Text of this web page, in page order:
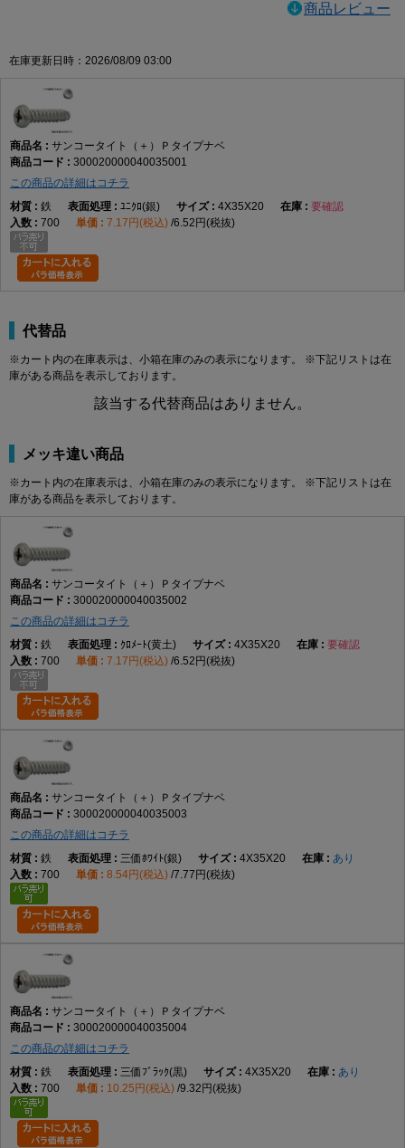
商品レビュー
在庫更新日時：2026/08/09 03:00
サンコータイト（＋）Ｐタイプナベ
300020000040035001
この商品の詳細はコチラ
鉄
ﾕﾆｸﾛ(銀) 4X35X20
要確認
700
7.17円(税込) 6.52円(税抜)
代替品
※カート内の在庫表示は、小箱在庫のみの表示になります。 ※下記リストは在
庫がある商品を表示しております。
該当する代替商品はありません。
メッキ違い商品
※カート内の在庫表示は、小箱在庫のみの表示になります。 ※下記リストは在
庫がある商品を表示しております。
サンコータイト（＋）Ｐタイプナベ
300020000040035002
この商品の詳細はコチラ
鉄
ｸﾛﾒｰﾄ(黄土) 4X35X20
要確認
700
7.17円(税込) 6.52円(税抜)
サンコータイト（＋）Ｐタイプナベ
300020000040035003
この商品の詳細はコチラ
鉄
三価ﾎﾜｲﾄ(銀) 4X35X20
あり
700
8.54円(税込) 7.77円(税抜)
サンコータイト（＋）Ｐタイプナベ
300020000040035004
この商品の詳細はコチラ
鉄
三価ﾌﾞﾗｯｸ(黒) 4X35X20
あり
700
10.25円(税込) 9.32円(税抜)